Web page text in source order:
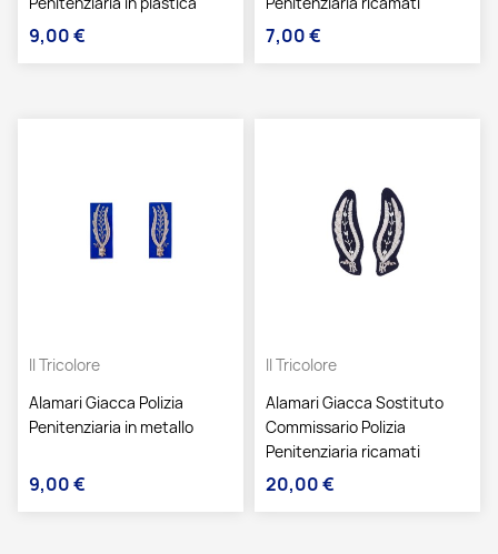
Prezzo
9,00 € Prezzo
7,00 €
Il Tricolore
Alamari Giacca Polizia
Penitenziaria in metallo
Prezzo
9,00 €
Il Tricolore
Alamari Giacca Sostituto
Commissario Polizia
Penitenziaria ricamati
Prezzo
20,00 €